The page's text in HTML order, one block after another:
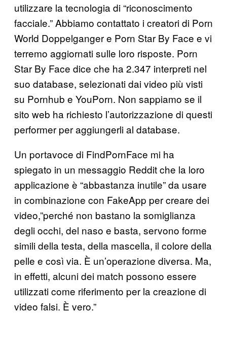
utilizzare la tecnologia di “riconoscimento
facciale.” Abbiamo contattato i creatori di Porn
World Doppelganger e Porn Star By Face e vi
terremo aggiornati sulle loro risposte. Porn
Star By Face dice che ha 2.347 interpreti nel
suo database, selezionati dai video più visti
su Pornhub e YouPorn. Non sappiamo se il
sito web ha richiesto l’autorizzazione di questi
performer per aggiungerli al database.
Un portavoce di FindPornFace mi ha
spiegato in un messaggio Reddit che la loro
applicazione è “abbastanza inutile” da usare
in combinazione con FakeApp per creare dei
video,”perché non bastano la somiglianza
degli occhi, del naso e basta, servono forme
simili della testa, della mascella, il colore della
pelle e così via. È un’operazione diversa. Ma,
in effetti, alcuni dei match possono essere
utilizzati come riferimento per la creazione di
video falsi. È vero.”